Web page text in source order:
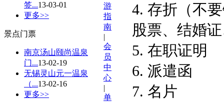
签...13-03-01
更多>>
景点门票
南京汤山颐尚温泉
门...13-02-19
无锡灵山元一温泉
（...13-02-16
更多>>
4. 存折（不
股票、结婚
5. 在职证明
6. 派遣函
7. 名片
游
指
南
|
会
员
中
心
|
单